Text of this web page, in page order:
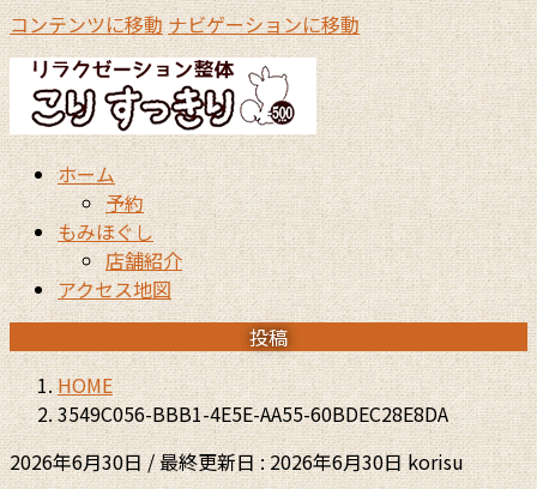
コンテンツに移動ナビゲーションに移動
ホーム
予約
もみほぐし
店舗紹介
アクセス地図
投稿
HOME
3549C056-BBB1-4E5E-AA55-60BDEC28E8DA
2026年6月30日/ 最終更新日 :2026年6月30日korisu